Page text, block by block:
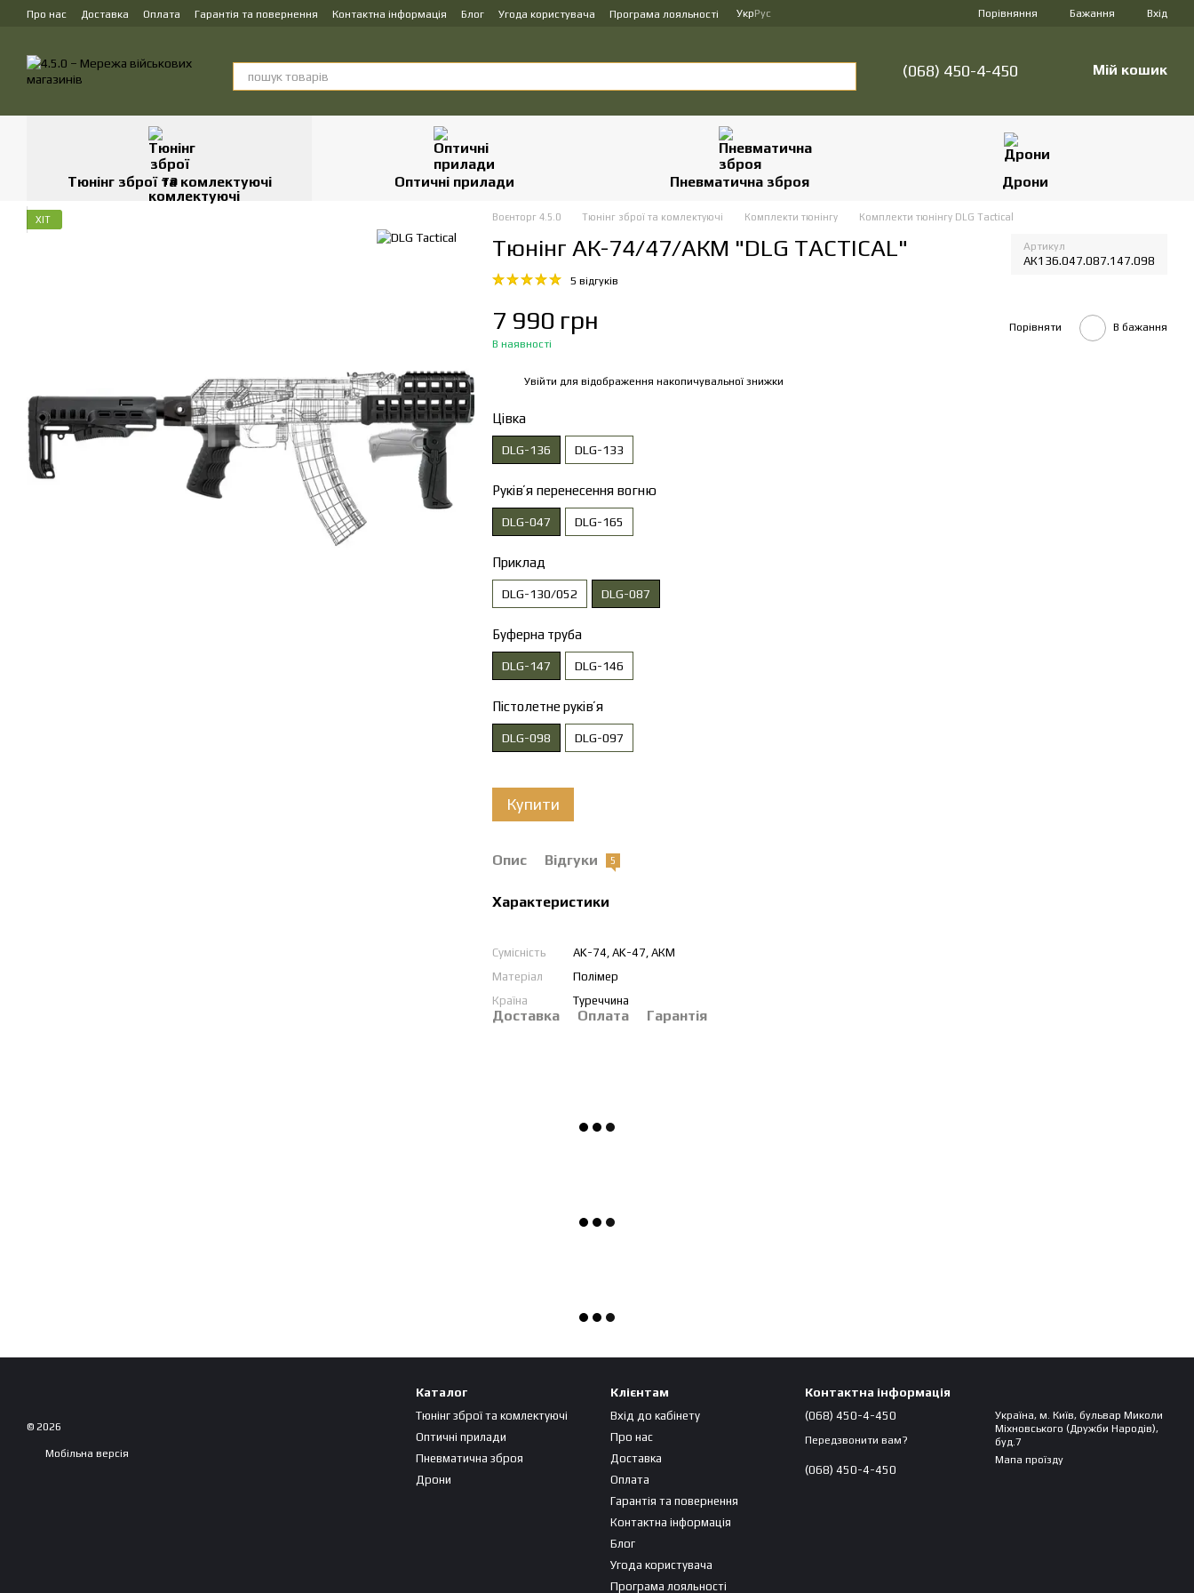
Перейти до основного контенту
Про нас Доставка Оплата Гарантія та повернення Контактна інформація Блог Угода користувача Програма лояльності УкрРус Порівняння Бажання Вхід
(068) 450-4-450 Мій кошик
Тюнінг зброї та комлектуючі Оптичні прилади Пневматична зброя Дрони
ХІТ Воєнторг 4.5.0 Тюнінг зброї та комлектуючі Комплекти тюнінгу Комплекти тюнінгу DLG Tactical
Тюнінг АК-74/47/АКМ "DLG TACTICAL" Артикул
АК136.047.087.147.098
5 відгуків
7 990 грн
В наявності
Порівняти В бажання
Увійти для відображення накопичувальної знижки
Цівка
DLG-136 DLG-133
Руківʼя перенесення вогню
DLG-047 DLG-165
Приклад
DLG-130/052 DLG-087
Буферна труба
DLG-147 DLG-146
Пістолетне руківʼя
DLG-098 DLG-097
Купити
Опис Відгуки 5
Характеристики
Сумісність
AK-74, AK-47, АКМ
Матеріал
Полімер
Країна
Туреччина
Доставка Оплата Гарантія
© 2026
Мобільна версія
Каталог
Тюнінг зброї та комлектуючі
Оптичні прилади
Пневматична зброя
Дрони
Клієнтам
Вхід до кабінету
Про нас
Доставка
Оплата
Гарантія та повернення
Контактна інформація
Блог
Угода користувача
Програма лояльності
Контактна інформація
(068) 450-4-450
Передзвонити вам?
(068) 450-4-450
Україна, м. Київ, бульвар Миколи
Міхновського (Дружби Народів),
буд.7
Мапа проїзду